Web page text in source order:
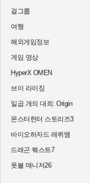
걸그룹
여행
해외게임정보
게임 영상
HyperX OMEN
브이 라이징
일곱 개의 대죄: Origin
몬스터헌터 스토리즈3
바이오하자드 레퀴엠
드래곤 퀘스트7
풋볼 매니저26